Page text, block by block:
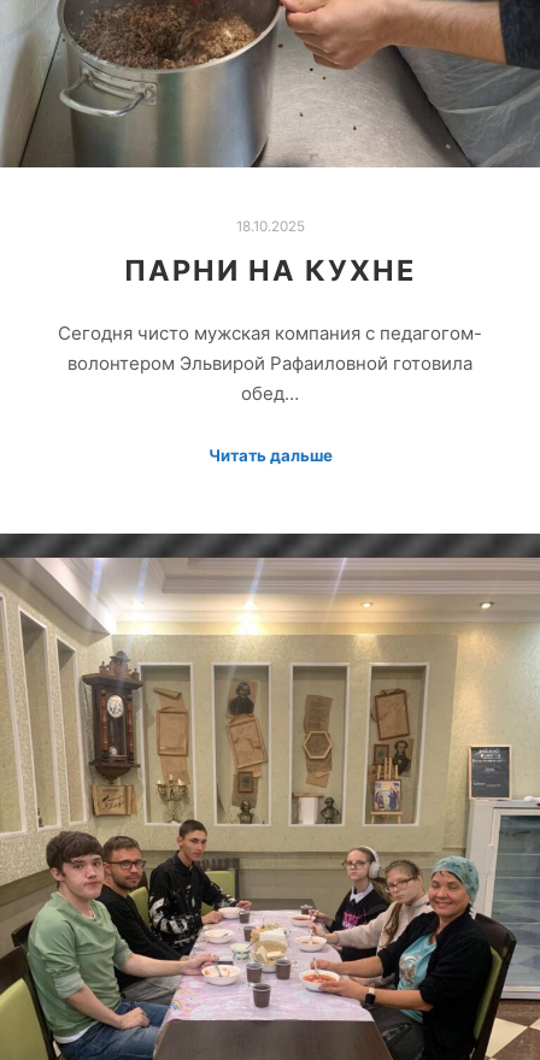
18.10.2025
ПАРНИ НА КУХНЕ
Сегодня чисто мужская компания с педагогом-
волонтером Эльвирой Рафаиловной готовила
обед…
Читать дальше